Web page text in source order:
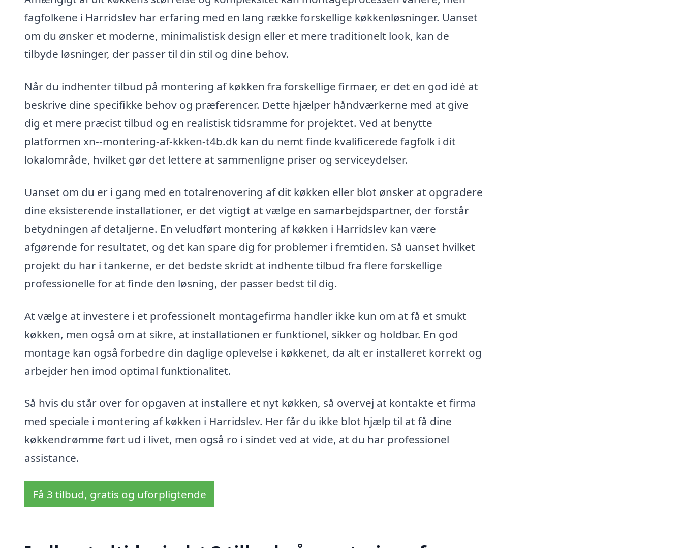
fagfolkene i Harridslev har erfaring med en lang række forskellige køkkenløsninger. Uanset
om du ønsker et moderne, minimalistisk design eller et mere traditionelt look, kan de
tilbyde løsninger, der passer til din stil og dine behov.
Når du indhenter tilbud på montering af køkken fra forskellige firmaer, er det en god idé at
beskrive dine specifikke behov og præferencer. Dette hjælper håndværkerne med at give
dig et mere præcist tilbud og en realistisk tidsramme for projektet. Ved at benytte
platformen xn--montering-af-kkken-t4b.dk kan du nemt finde kvalificerede fagfolk i dit
lokalområde, hvilket gør det lettere at sammenligne priser og serviceydelser.
Uanset om du er i gang med en totalrenovering af dit køkken eller blot ønsker at opgradere
dine eksisterende installationer, er det vigtigt at vælge en samarbejdspartner, der forstår
betydningen af detaljerne. En veludført montering af køkken i Harridslev kan være
afgørende for resultatet, og det kan spare dig for problemer i fremtiden. Så uanset hvilket
projekt du har i tankerne, er det bedste skridt at indhente tilbud fra flere forskellige
professionelle for at finde den løsning, der passer bedst til dig.
At vælge at investere i et professionelt montagefirma handler ikke kun om at få et smukt
køkken, men også om at sikre, at installationen er funktionel, sikker og holdbar. En god
montage kan også forbedre din daglige oplevelse i køkkenet, da alt er installeret korrekt og
arbejder hen imod optimal funktionalitet.
Så hvis du står over for opgaven at installere et nyt køkken, så overvej at kontakte et firma
med speciale i montering af køkken i Harridslev. Her får du ikke blot hjælp til at få dine
køkkendrømme ført ud i livet, men også ro i sindet ved at vide, at du har professionel
assistance.
Få 3 tilbud, gratis og uforpligtende